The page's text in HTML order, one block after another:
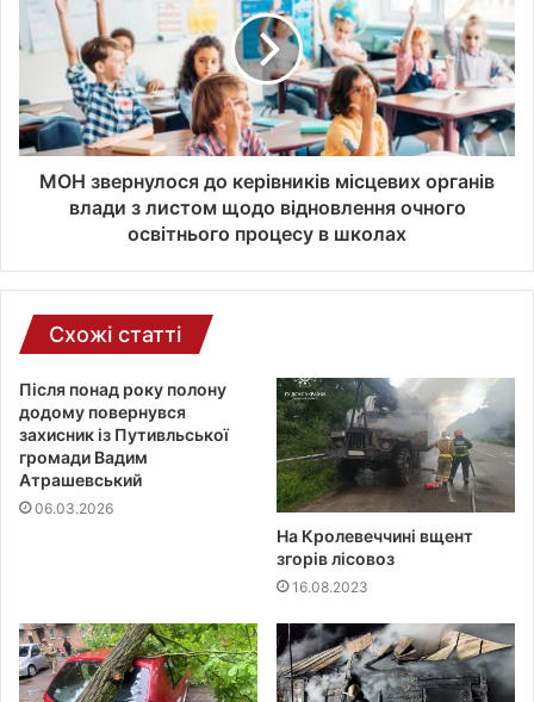
р
н
н
о
т
МОН звернулося до керівників місцевих органів
влади з листом щодо відновлення очного
освітнього процесу в школах
Схожі статті
Після понад року полону
додому повернувся
захисник із Путивльської
громади Вадим
Атрашевський
06.03.2026
На Кролевеччині вщент
згорів лісовоз
16.08.2023